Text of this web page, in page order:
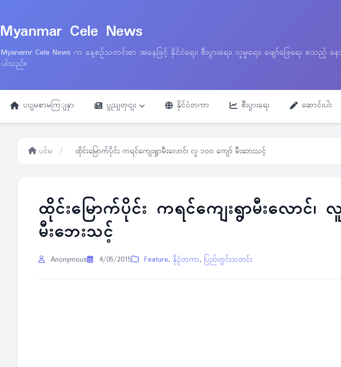
Myanmar Cele News
Myanamr Cele News က နေ့စဉ်သတင်းစာ အနေဖြင့် နိုင်ငံရေး၊ စီးပွားရေး၊ လူမှုရေး၊ ဖျော်ဖြေရေ
ပါသည်။
ပငျမစာမကြျနှာ ပွညျတှငျး နိုင်ငံတကာ စီးပွားရေး ဆောင်းပါး
ပင်မ / ထိုင်းမြောက်ပိုင်း ကရင်ကျေးရွာမီးလောင်၊ လူ ၁၀၀ ကျော် မီးဘေးသင့်
ထိုင်းမြောက်ပိုင်း ကရင်ကျေးရွာမီးလောင်၊
မီးဘေးသင့်
Anonymous 4/05/2015 Feature, နိုင္ငံတကာ, ပြည်တွင်းသတင်း